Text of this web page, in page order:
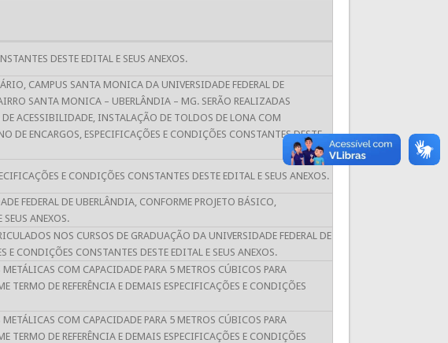
DESTE EDITAL E SEUS ANEXOS.
CAMPUS SANTA MONICA DA UNIVERSIDADE FEDERAL DE
SANTA MONICA – UBERLÂNDIA – MG. SERÃO REALIZADAS
ACESSIBILIDADE, INSTALAÇÃO DE TOLDOS DE LONA COM
DE ENCARGOS, ESPECIFICAÇÕES E CONDIÇÕES CONSTANTES DESTE
E CONDIÇÕES CONSTANTES DESTE EDITAL E SEUS ANEXOS.
FEDERAL DE UBERLÂNDIA, CONFORME PROJETO BÁSICO,
ANEXOS.
NOS CURSOS DE GRADUAÇÃO DA UNIVERSIDADE FEDERAL DE
CONDIÇÕES CONSTANTES DESTE EDITAL E SEUS ANEXOS.
COM CAPACIDADE PARA 5 METROS CÚBICOS PARA
DE REFERÊNCIA E DEMAIS ESPECIFICAÇÕES E CONDIÇÕES
COM CAPACIDADE PARA 5 METROS CÚBICOS PARA
DE REFERÊNCIA E DEMAIS ESPECIFICAÇÕES E CONDIÇÕES